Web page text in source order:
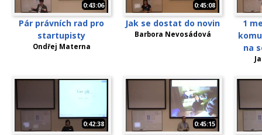
0:43:06
Pár právních rad pro
startupisty
Ondřej Materna
0:45:08
Jak se dostat do novin
Barbora Nevosádová
1
na
0:42:38 0:45:15